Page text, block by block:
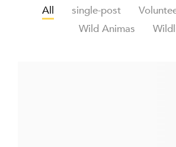
All single-post
Wild Animas